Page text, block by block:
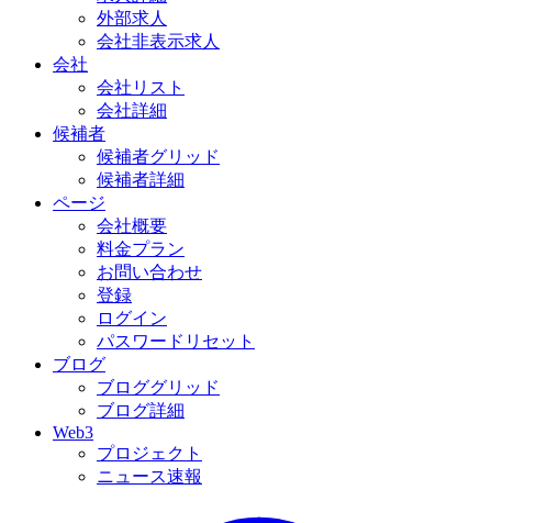
外部求人
会社非表示求人
会社
会社リスト
会社詳細
候補者
候補者グリッド
候補者詳細
ページ
会社概要
料金プラン
お問い合わせ
登録
ログイン
パスワードリセット
ブログ
ブロググリッド
ブログ詳細
Web3
プロジェクト
ニュース速報